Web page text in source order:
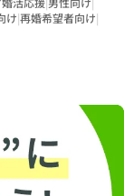
け|再婚希望者向け|